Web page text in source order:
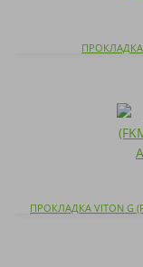
ПРОКЛАДКА
ПРОКЛАДКА VITON G